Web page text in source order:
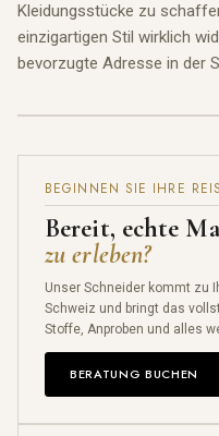
Kleidungsstücke zu
einzigartigen Stil wirklich
bevorzugte Adresse in der
BEGINNEN SIE IHRE
Bereit, echte
zu erleben?
Unser Schneider kommt zu
Schweiz und bringt das
Stoffe, Anproben und alles
BERATUNG BUCHEN